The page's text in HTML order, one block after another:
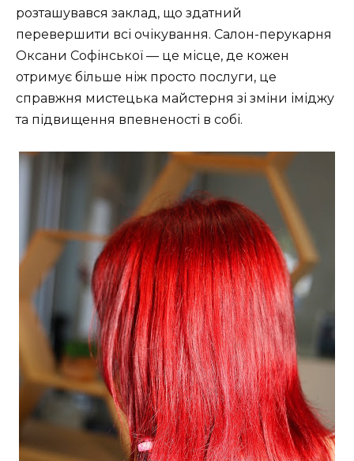
розташувався заклад, що здатний
перевершити всі очікування. Салон-перукарня
Оксани Софінської — це місце, де кожен
отримує більше ніж просто послуги, це
справжня мистецька майстерня зі зміни іміджу
та підвищення впевненості в собі.